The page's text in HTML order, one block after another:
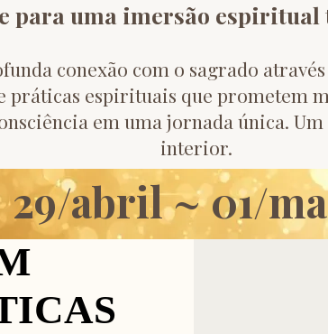
para uma imersão
conexão com o sagrado
práticas espirituais que prometem
em uma jornada única.
interior.
29/abril ~ 01/